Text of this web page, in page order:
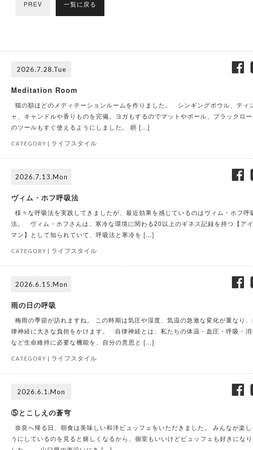
PREV 一覧に戻る
2026.7.28.Tue
Meditation Room
猫の額ほどのメディテーションルームを作りました。 シンギングボウル、ティ
ャ、キャンドルや香りものを完備。ヨガもするのでマットやポール、ブラックロ
のツールもすぐ使えるようにしました。 瞑 […]
CATEGORY | ライフスタイル
2026.7.13.Mon
ヴィム・ホフ呼吸法
様々な呼吸法を実践してきましたが、最近効果を感じているのはヴィム・ホフ呼
法。 ヴィム・ホフさんは、寒冷な環境に関わる20以上のギネス記録を持つ【ア
マン】として知られていて、呼吸法と寒冷を […]
CATEGORY | ライフスタイル
2026.6.15.Mon
雨の日の呼吸
梅雨の季節が訪れますね。 この時期は気圧や湿度、気温の急激な変化が重なり、
律神経に大きな負担をかけます。 自律神経とは、私たちの体温・血圧・呼吸・消
など生命維持に必要な機能を、自分の意思と […]
CATEGORY | ライフスタイル
2026.6.1.Mon
⑤とこしえの蒼穹
奈良へ帰る日、朝食は美味しい和洋ビュッフェをいただきました。 みんなが楽し
うにしているのを見ると嬉しくなるから、個室もいいけどビュッフェも好きになり